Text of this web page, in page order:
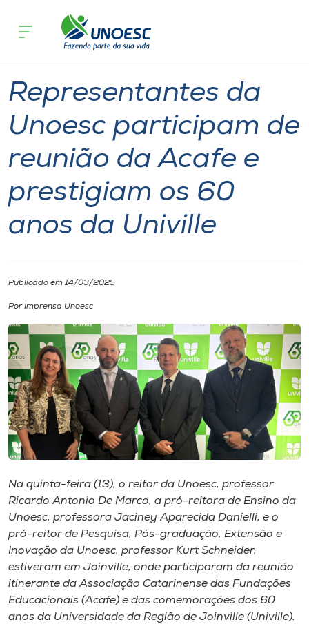
Cursos
Pesquisa
Atendimento ao Estudante
Portal de Ensino
Internacionalização
I.nova
Diplomados
Cultura
CPA
Biblioteca
Editora
Rádio
Reitoria
Representantes da
Unoesc participam de
reunião da Acafe e
prestigiam os 60
anos da Univille
Publicado em 14/03/2025
Por Imprensa Unoesc
Na quinta-feira (13), o reitor da Unoesc, professor
Ricardo Antonio De Marco, a pró-reitora de Ensino da
Unoesc, professora Jaciney Aparecida Danielli, e o
pró-reitor de Pesquisa, Pós-graduação, Extensão e
Inovação da Unoesc, professor Kurt Schneider,
estiveram em Joinville, onde participaram da reunião
itinerante da Associação Catarinense das Fundações
Educacionais (Acafe) e das comemorações dos 60
anos da Universidade da Região de Joinville (Univille).